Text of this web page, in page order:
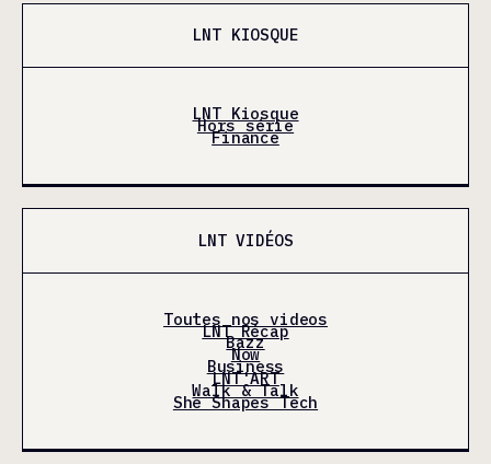
LNT KIOSQUE
LNT Kiosque
Hors série
Finance
LNT VIDÉOS
Toutes nos videos
LNT Récap
Bazz
Now
Business
LNT'ART
Walk & Talk
She Shapes Tech